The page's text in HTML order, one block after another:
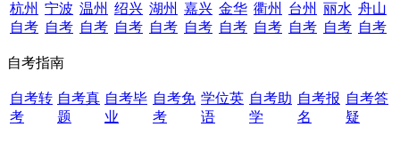
杭州
自考
宁波
自考
温州
自考
绍兴
自考
湖州
自考
嘉兴
自考
金华
自考
衢州
自考
台州
自考
丽水
自考
舟山
自考
自考指南
自考转
考
自考真
题
自考毕
业
自考免
考
学位英
语
自考助
学
自考报
名
自考答
疑